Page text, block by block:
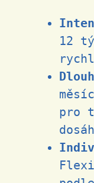
12
pro